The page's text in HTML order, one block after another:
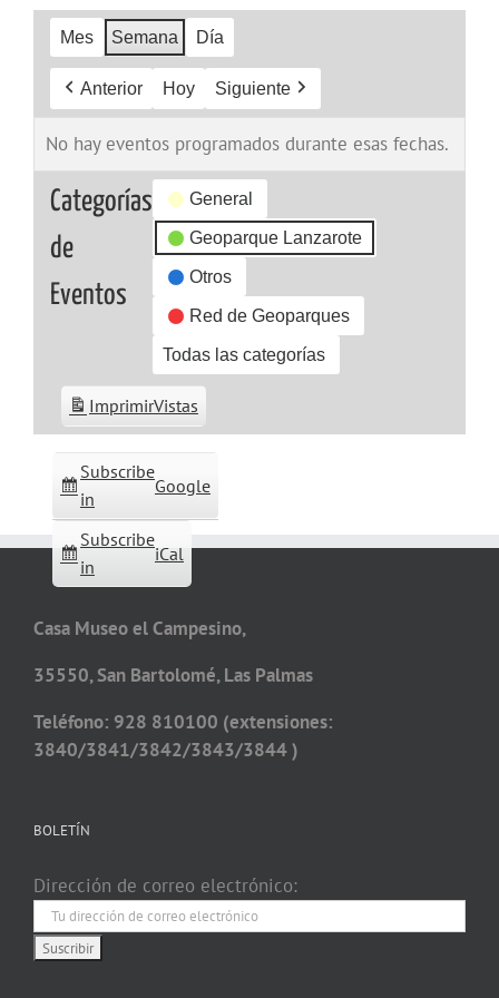
Mes Semana Día
Anterior Hoy Siguiente
No hay eventos programados durante esas fechas.
Categorías
de
Eventos
General
Geoparque Lanzarote
Otros
Red de Geoparques
Todas las categorías
Subscribe
in
Google
Subscribe
in
iCal
ImprimirVistas
Casa Museo el Campesino,
35550, San Bartolomé, Las Palmas
Teléfono: 928 810100 (extensiones:
3840/3841/3842/3843/3844 )
BOLETÍN
Dirección de correo electrónico: